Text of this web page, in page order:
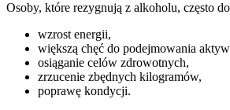
Osoby, które rezygnują z alkoholu, często
wzrost energii,
większą chęć do podejmowania
osiąganie celów zdrowotnych,
zrzucenie zbędnych kilogramów,
poprawę kondycji.